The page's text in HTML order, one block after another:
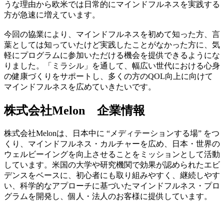
うな理由から欧米では日常的にマインドフルネスを実践する
方が急速に増えています。
今回の協業により、マインドフルネスを初めて知った方、言
葉としては知っていたけど実践したことがなかった方に、気
軽にプログラムに参加いただける機会を提供できるようにな
りました。「ミラシル」を通して、幅広い世代における心身
の健康づくりをサポートし、多くの方のQOL向上に向けて
マインドフルネスを広めていきたいです。
株式会社Melon 企業情報
株式会社Melonは、日本中に “メディテーションする場” をつ
くり、マインドフルネス・カルチャーを広め、日本・世界の
ウェルビーイングを向上させることをミッションとして活動
しています。米国の大学や研究機関で効果が認められたエビ
デンスをベースに、初心者にも取り組みやすく、継続しやす
い、科学的なアプローチに基づいたマインドフルネス・プロ
グラムを開発し、個人・法人のお客様に提供しています。